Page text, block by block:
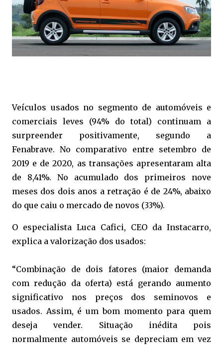
Veículos usados no segmento de automóveis e
comerciais leves (94% do total) continuam a
surpreender positivamente, segundo a
Fenabrave. No comparativo entre setembro de
2019 e de 2020, as transações apresentaram alta
de 8,41%. No acumulado dos primeiros nove
meses dos dois anos a retração é de 24%, abaixo
do que caiu o mercado de novos (33%).
O especialista Luca Cafici, CEO da Instacarro,
explica a valorização dos usados:
“Combinação de dois fatores (maior demanda
com redução da oferta) está gerando aumento
significativo nos preços dos seminovos e
usados. Assim, é um bom momento para quem
deseja vender. Situação inédita pois
normalmente automóveis se depreciam em vez